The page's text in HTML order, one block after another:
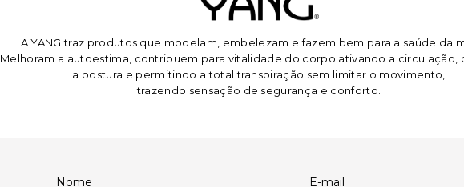
A YANG traz produtos que modelam, embelezam e fazem bem para a saúde da
Melhoram a autoestima, contribuem para vitalidade do corpo ativando a circulação,
a postura e permitindo a total transpiração sem limitar o movimento,
trazendo sensação de segurança e conforto.
Nome E-mail